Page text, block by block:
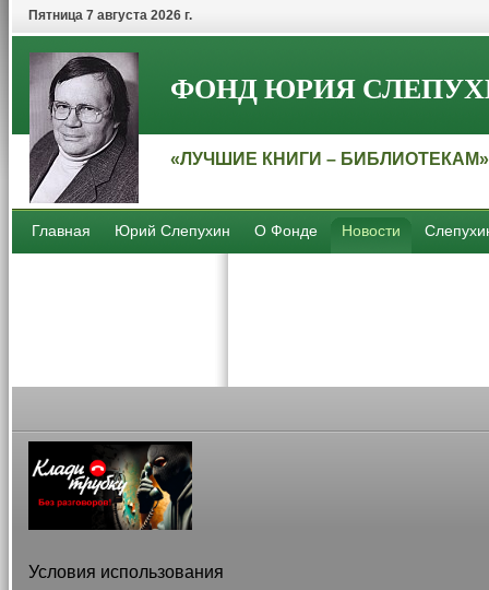
Пятница 7 августа 2026 г.
ФОНД ЮРИЯ
«ЛУЧШИЕ КНИГИ – БИБЛИОТЕКАМ»
Главная Юрий Слепухин О Фонде Новости
Условия использования